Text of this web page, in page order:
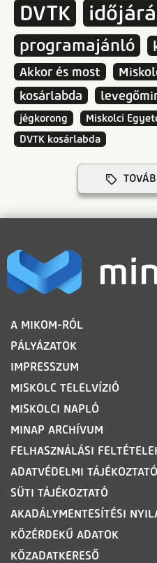
DVTK
programajánló
Akkor és most
kosárlabda
jégkorong
Miskolci
DVTK kosárlabda
LÁBLÉC
A MIKOM-RÓL
PÁLYÁZATOK
IMPRESSZUM
MISKOLC TELELVÍZIÓ
MISKOLCI NAPLÓ
MINAP ARCHÍVUM
FELHASZNÁLÁSI
ADATVÉDELMI TÁJÉKOZTATÓ
SÜTI TÁJÉKOZTATÓ
AKADÁLYMENTESÍTÉSI
KÖZÉRDEKŰ ADATOK
KÖZADATKERESŐ